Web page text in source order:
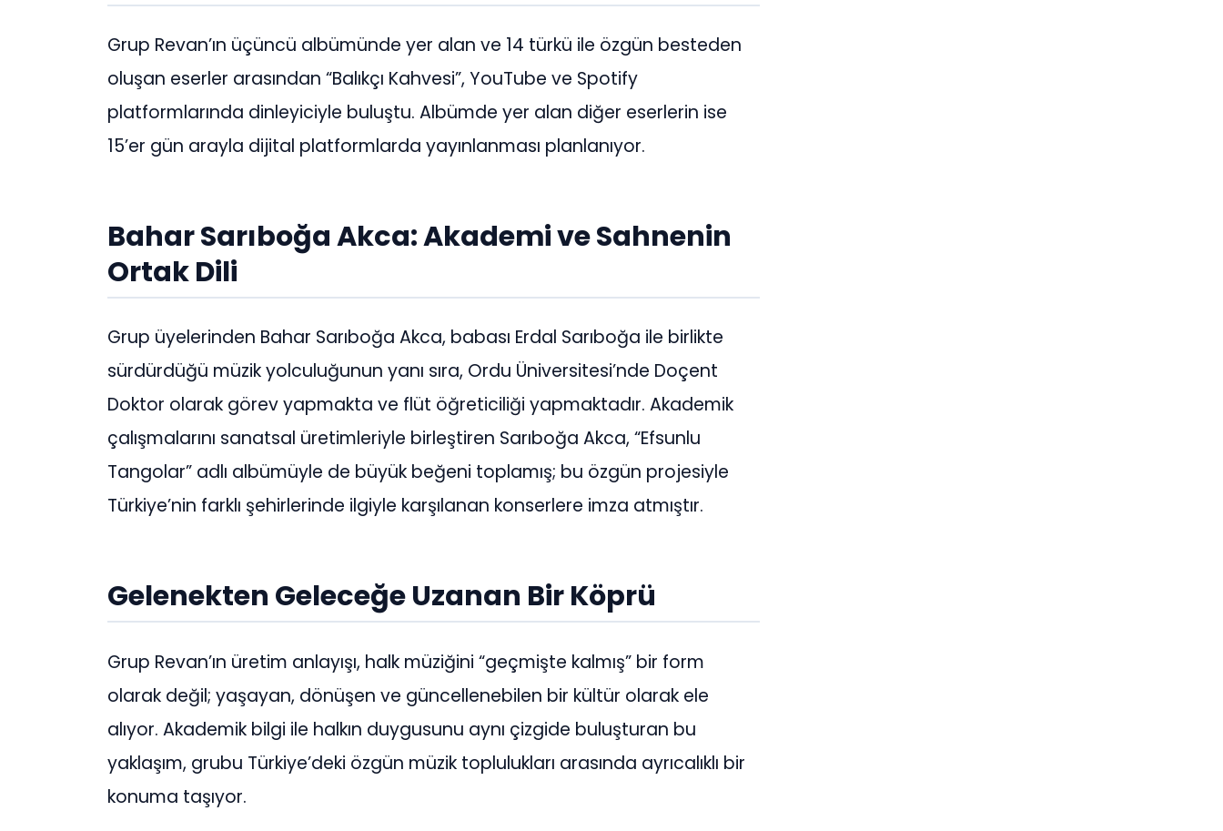
Grup Revan’ın üçüncü albümünde yer alan ve 14 türkü ile özgün besteden
oluşan eserler arasından “Balıkçı Kahvesi”, YouTube ve Spotify
platformlarında dinleyiciyle buluştu. Albümde yer alan diğer eserlerin ise
15’er gün arayla dijital platformlarda yayınlanması planlanıyor.
Bahar Sarıboğa Akca: Akademi ve Sahnenin
Ortak Dili
Grup üyelerinden Bahar Sarıboğa Akca, babası Erdal Sarıboğa ile birlikte
sürdürdüğü müzik yolculuğunun yanı sıra, Ordu Üniversitesi’nde Doçent
Doktor olarak görev yapmakta ve flüt öğreticiliği yapmaktadır. Akademik
çalışmalarını sanatsal üretimleriyle birleştiren Sarıboğa Akca, “Efsunlu
Tangolar” adlı albümüyle de büyük beğeni toplamış; bu özgün projesiyle
Türkiye’nin farklı şehirlerinde ilgiyle karşılanan konserlere imza atmıştır.
Gelenekten Geleceğe Uzanan Bir Köprü
Grup Revan’ın üretim anlayışı, halk müziğini “geçmişte kalmış” bir form
olarak değil; yaşayan, dönüşen ve güncellenebilen bir kültür olarak ele
alıyor. Akademik bilgi ile halkın duygusunu aynı çizgide buluşturan bu
yaklaşım, grubu Türkiye’deki özgün müzik toplulukları arasında ayrıcalıklı bir
konuma taşıyor.